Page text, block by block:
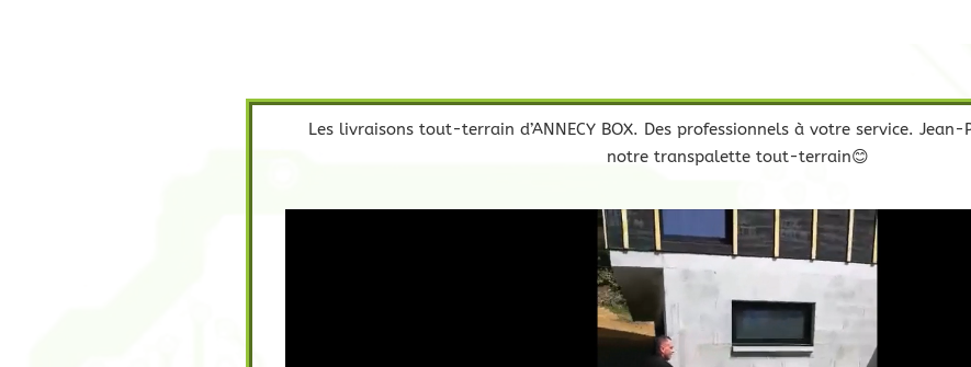
Les livraisons tout-terrain d’ANNECY BOX. Des professionnels à votre service.
notre transpalette tout-terrain😊